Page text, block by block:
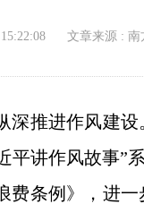
文章来源 : 南
推进作风建
讲作风故事”
条例》，进